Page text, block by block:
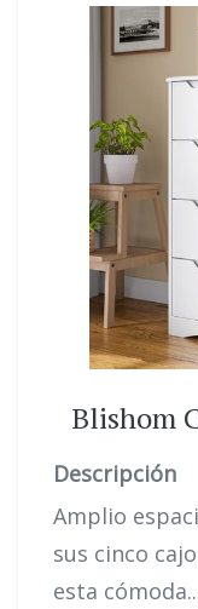
Blishom
Descripción
Amplio
sus cinco
esta